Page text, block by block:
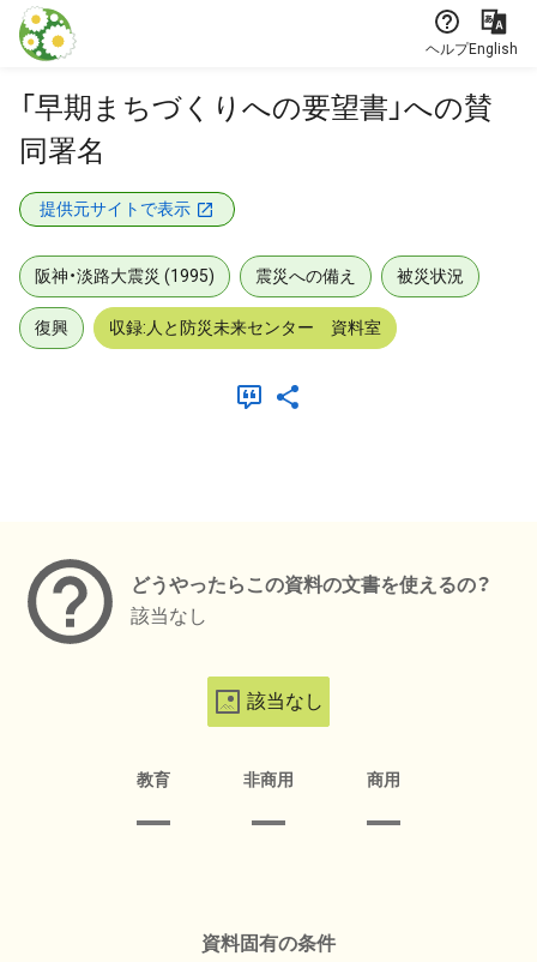
本文に飛ぶ
ヘルプEnglish
「早期まちづくりへの要望書」への賛
同署名
提供元サイトで表示
阪神・淡路大震災 (1995) 震災への備え 被災状況
復興 収録:人と防災未来センター 資料室
どうやったらこの資料の文書を使えるの？
該当なし
該当なし
教育 非商用 商用
資料固有の条件